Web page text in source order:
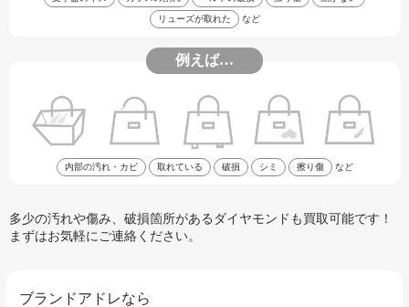
リューズが取れた など
例えば…
内部の汚れ・カビ 取れている 破損 シミ 擦り傷 など
多少の汚れや傷み、破損箇所があるダイヤモンドも買取可能です！
まずはお気軽にご連絡ください。
ブランドアドレなら